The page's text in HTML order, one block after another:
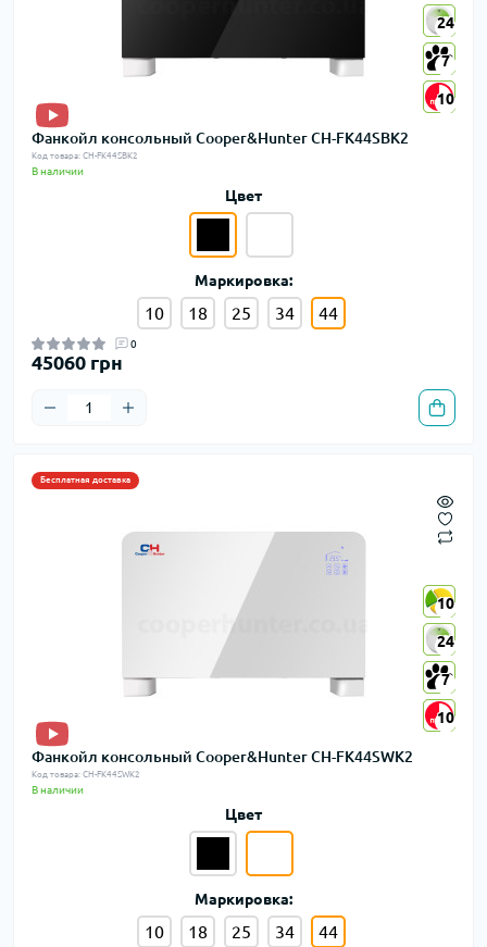
24
7
10
24
7
10
Фанкойл консольный Cooper&Hunter CH-FK44SBK2
Код товара: CH-FK44SBK2
В наличии
Цвет
Маркировка:
10 18 25 34 44
0
45060 грн
Бесплатная доставка
10
24
7
10
10
24
7
10
Фанкойл консольный Cooper&Hunter CH-FK44SWK2
Код товара: CH-FK44SWK2
В наличии
Цвет
Маркировка:
10 18 25 34 44